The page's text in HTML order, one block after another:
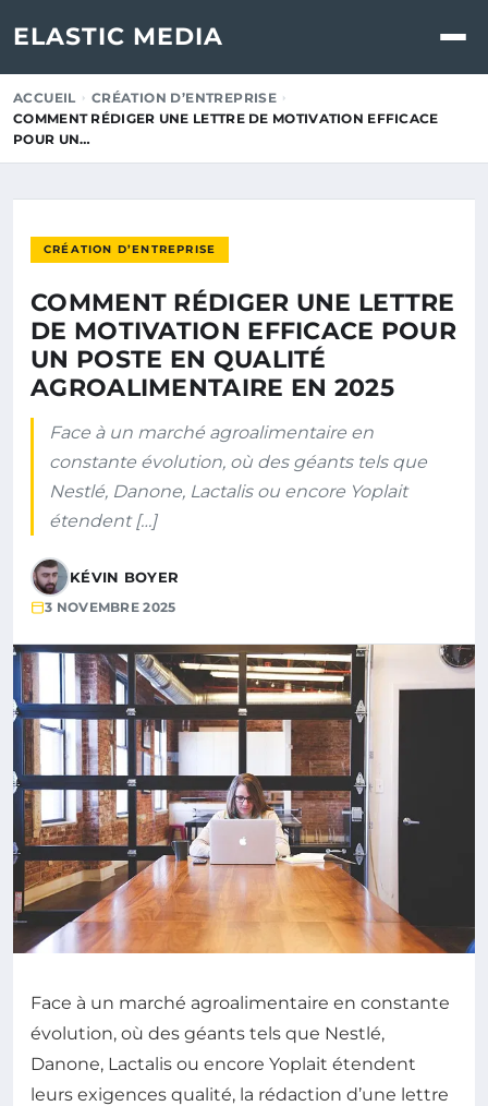
ELASTIC MEDIA
ACCUEIL
CRÉATION D’ENTREPRISE
COMMENT RÉDIGER UNE LETTRE DE MOTIVATION EFFICACE
POUR UN…
CRÉATION D’ENTREPRISE
COMMENT RÉDIGER UNE LETTRE
DE MOTIVATION EFFICACE POUR
UN POSTE EN QUALITÉ
AGROALIMENTAIRE EN 2025
Face à un marché agroalimentaire en
constante évolution, où des géants tels que
Nestlé, Danone, Lactalis ou encore Yoplait
étendent […]
KÉVIN BOYER
3 NOVEMBRE 2025
Face à un marché agroalimentaire en constante
évolution, où des géants tels que Nestlé,
Danone, Lactalis ou encore Yoplait étendent
leurs exigences qualité, la rédaction d’une lettre